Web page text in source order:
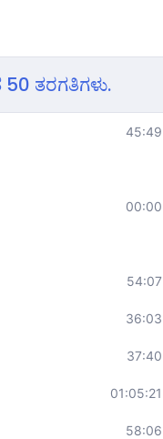
ತರಗತಿಗಳು.
45:49
00:00
54:07
36:03
37:40
01:05:21
58:06